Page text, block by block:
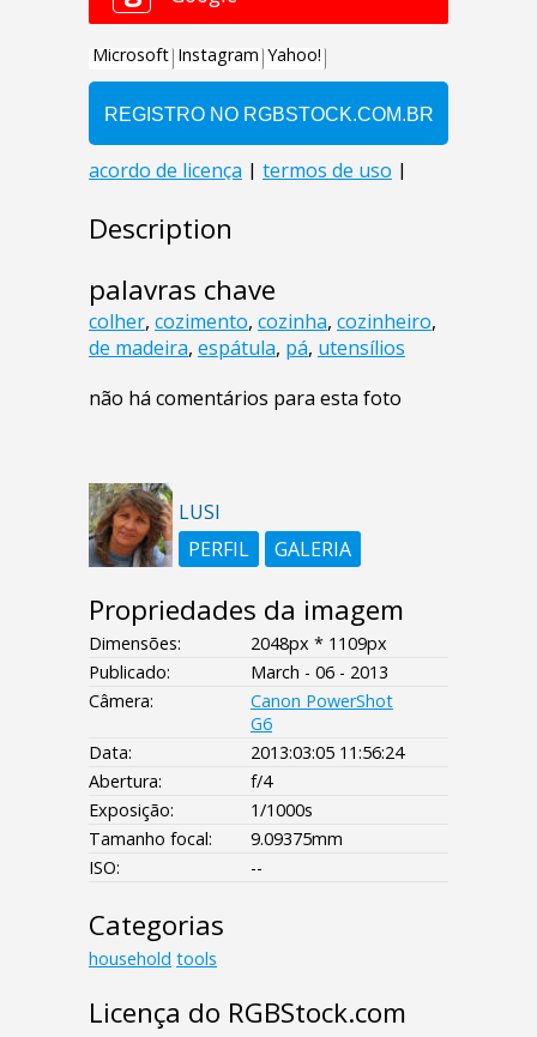
Description
palavras chave
colher, cozimento, cozinha, cozinheiro,
de madeira, espátula, pá, utensílios
não há comentários para esta foto
LUSI
PERFIL
GALERIA
Propriedades da imagem
Dimensões:
2048px * 1109px
Publicado:
March - 06 - 2013
Câmera:
Canon PowerShot
G6
Data:
2013:03:05 11:56:24
Abertura:
f/4
Exposição:
1/1000s
Tamanho focal:
9.09375mm
ISO:
--
Categorias
household tools
Licença do RGBStock.com